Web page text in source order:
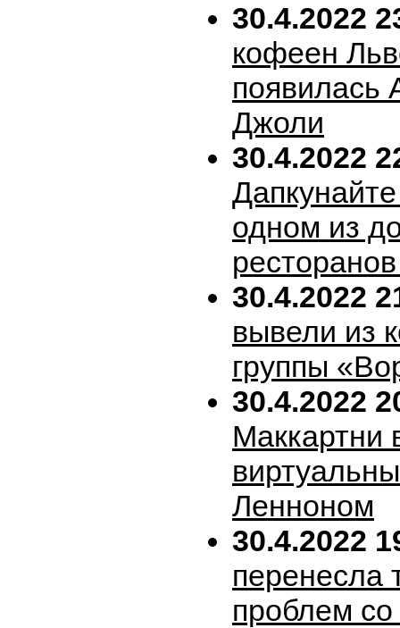
30.4.2022
кофеен
появилась
Джоли
30.4.2022
одном из
30.4.2022
вывели из
группы
30.4.2022
Маккартни
Ленноном
30.4.2022
перенесла
проблем